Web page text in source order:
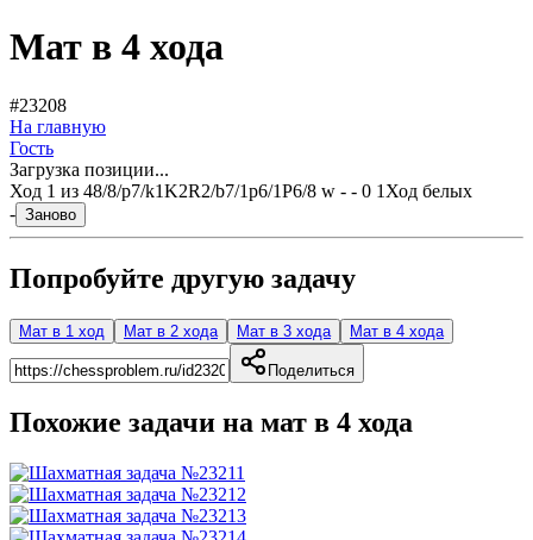
Мат в 4 хода
#23208
На главную
Гость
Загрузка позиции...
Ход 1 из 48/8/p7/k1K2R2/b7/1p6/1P6/8 w - - 0 1 Ход белых
- Заново
Попробуйте другую задачу
Мат в 1 ход Мат в 2 хода Мат в 3 хода Мат в 4 хода
Поделиться
Похожие задачи на мат в 4 хода